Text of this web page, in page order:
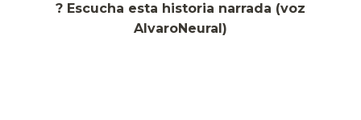
? Escucha esta historia narrada (voz
AlvaroNeural)